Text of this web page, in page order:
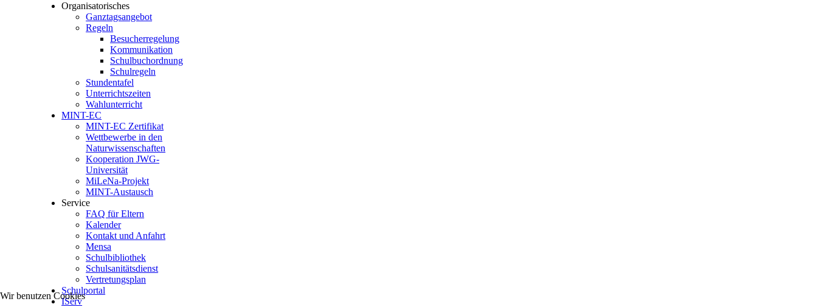
Organisatorisches
Ganztagsangebot
Regeln
Besucherregelung
Kommunikation
Schulbuchordnung
Schulregeln
Stundentafel
Unterrichtszeiten
Wahlunterricht
MINT-EC
MINT-EC Zertifikat
Wettbewerbe in den
Naturwissenschaften
Kooperation JWG-
Universität
MiLeNa-Projekt
MINT-Austausch
Service
FAQ für Eltern
Kalender
Kontakt und Anfahrt
Mensa
Schulbibliothek
Schulsanitätsdienst
Vertretungsplan
Schulportal
IServ
Wir benutzen Cookies